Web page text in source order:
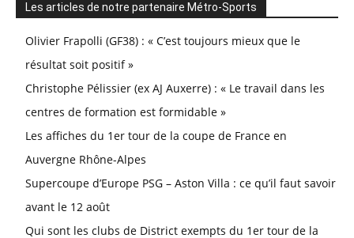
Les articles de notre partenaire Métro-Sports
Olivier Frapolli (GF38) : « C’est toujours mieux que le
résultat soit positif »
Christophe Pélissier (ex AJ Auxerre) : « Le travail dans les
centres de formation est formidable »
Les affiches du 1er tour de la coupe de France en
Auvergne Rhône-Alpes
Supercoupe d’Europe PSG – Aston Villa : ce qu’il faut savoir
avant le 12 août
Qui sont les clubs de District exempts du 1er tour de la